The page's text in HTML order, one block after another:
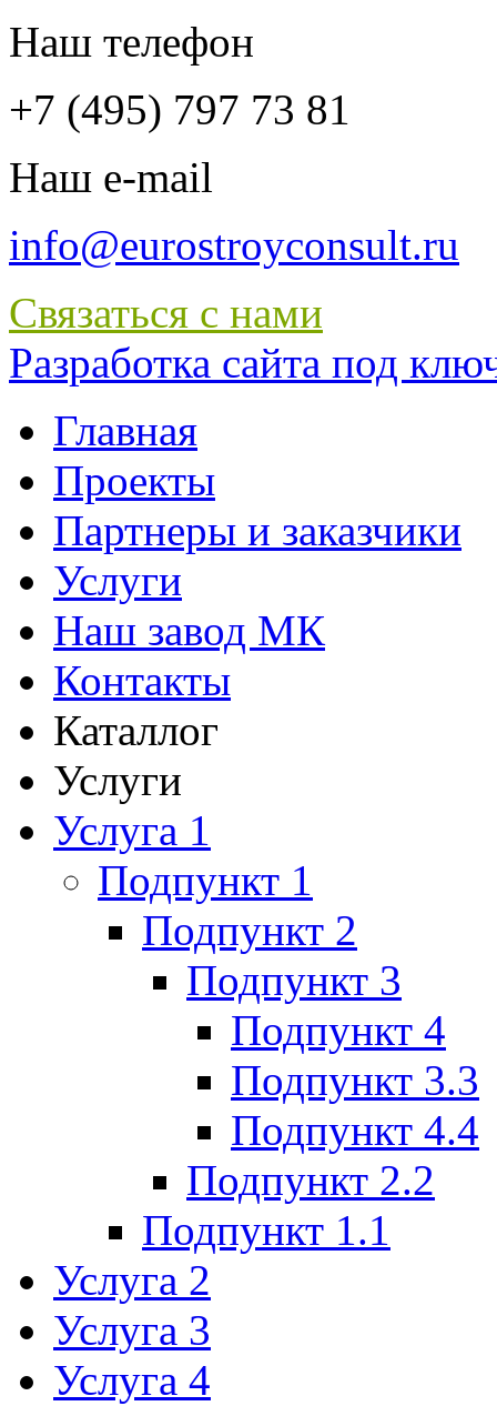
Наш телефон
+7 (495) 797 73 81
Наш e-mail
info@eurostroyconsult.ru
Связаться с нами
Разработка сайта под
Главная
Проекты
Партнеры и заказчики
Услуги
Наш завод МК
Контакты
Каталлог
Услуги
Услуга 1
Подпункт 1
Подпункт 2
Подпункт 3
Подпункт 4
Подпункт 3.3
Подпункт 4.4
Подпункт 2.2
Подпункт 1.1
Услуга 2
Услуга 3
Услуга 4